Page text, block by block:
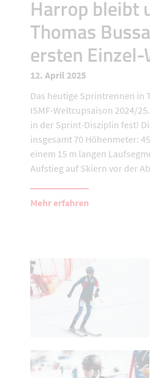
Harrop bleibt
Thomas
ersten
12. April 2025
Das heutige Sprintrennen in
ISMF-Weltcupsaison 2024/
in der Sprint-Disziplin fest!
insgesamt 70 Höhenmeter:
einem 15 m langen
Aufstieg auf Skiern vor der
Mehr erfahren